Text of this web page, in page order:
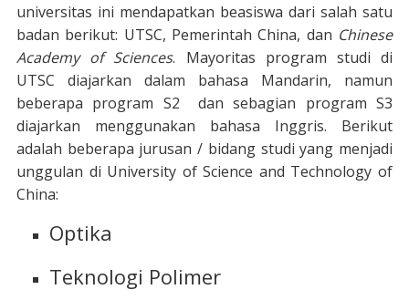
universitas ini mendapatkan beasiswa dari salah satu
badan berikut: UTSC, Pemerintah China, dan Chinese
Academy of Sciences. Mayoritas program studi di
UTSC diajarkan dalam bahasa Mandarin, namun
beberapa program S2 dan sebagian program S3
diajarkan menggunakan bahasa Inggris. Berikut
adalah beberapa jurusan / bidang studi yang menjadi
unggulan di University of Science and Technology of
China:
Optika
Teknologi Polimer